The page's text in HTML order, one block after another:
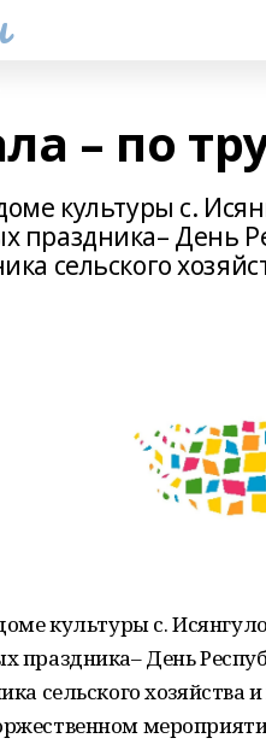
– по
культуры с.
праздника– День
сельского
культуры с.
праздника– День
сельского